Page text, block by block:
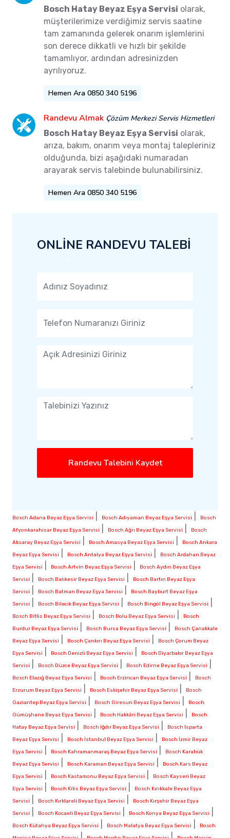
Bosch Hatay Beyaz Eşya Servisi olarak,
müşterilerimize verdiğimiz servis saatine
tam zamanında gelerek onarım işlemlerini
son derece dikkatli ve hızlı bir şekilde
tamamlıyor, ardından adresinizden
ayrılıyoruz.
Hemen Ara 0850 340 5196
Randevu Almak Çözüm Merkezi Servis Hizmetleri
Bosch Hatay Beyaz Eşya Servisi olarak,
arıza, bakım, onarım veya montaj talepleriniz
olduğunda, bizi aşağıdaki numaradan
arayarak servis talebinde bulunabilirsiniz.
Hemen Ara 0850 340 5196
ONLİNE RANDEVU TALEBİ
Randevu Talebini Kaydet
Bosch Adana Beyaz Eşya Servisi Bosch Adıyaman Beyaz Eşya Servisi
Bosch
Afyonkarahisar Beyaz Eşya Servisi
Bosch Ağrı Beyaz Eşya Servisi
Bosch
Aksaray Beyaz Eşya Servisi
Bosch Amasya Beyaz Eşya Servisi
Bosch Ankara
Beyaz Eşya Servisi
Bosch Antalya Beyaz Eşya Servisi
Bosch Ardahan Beyaz
Eşya Servisi
Bosch Artvin Beyaz Eşya Servisi
Bosch Aydın Beyaz Eşya
Servisi
Bosch Balıkesir Beyaz Eşya Servisi
Bosch Bartın Beyaz Eşya
Servisi
Bosch Batman Beyaz Eşya Servisi
Bosch Bayburt Beyaz Eşya
Servisi
Bosch Bilecik Beyaz Eşya Servisi Bosch Bingöl Beyaz Eşya Servisi
Bosch Bitlis Beyaz Eşya Servisi Bosch Bolu Beyaz Eşya Servisi
Bosch
Burdur Beyaz Eşya Servisi
Bosch Bursa Beyaz Eşya Servisi
Bosch Çanakkale
Beyaz Eşya Servisi
Bosch Çankırı Beyaz Eşya Servisi
Bosch Çorum Beyaz
Eşya Servisi
Bosch Denizli Beyaz Eşya Servisi
Bosch Diyarbakır Beyaz Eşya
Servisi
Bosch Düzce Beyaz Eşya Servisi Bosch Edirne Beyaz Eşya Servisi
Bosch Elazığ Beyaz Eşya Servisi Bosch Erzincan Beyaz Eşya Servisi
Bosch
Erzurum Beyaz Eşya Servisi
Bosch Eskişehir Beyaz Eşya Servisi
Bosch
Gaziantep Beyaz Eşya Servisi
Bosch Giresun Beyaz Eşya Servisi
Bosch
Gümüşhane Beyaz Eşya Servisi
Bosch Hakkâri Beyaz Eşya Servisi
Bosch
Hatay Beyaz Eşya Servisi
Bosch Iğdır Beyaz Eşya Servisi
Bosch Isparta
Beyaz Eşya Servisi
Bosch İstanbul Beyaz Eşya Servisi
Bosch İzmir Beyaz
Eşya Servisi
Bosch Kahramanmaraş Beyaz Eşya Servisi
Bosch Karabük
Beyaz Eşya Servisi
Bosch Karaman Beyaz Eşya Servisi
Bosch Kars Beyaz
Eşya Servisi
Bosch Kastamonu Beyaz Eşya Servisi
Bosch Kayseri Beyaz
Eşya Servisi
Bosch Kilis Beyaz Eşya Servisi
Bosch Kırıkkale Beyaz Eşya
Servisi
Bosch Kırklareli Beyaz Eşya Servisi
Bosch Kırşehir Beyaz Eşya
Servisi
Bosch Kocaeli Beyaz Eşya Servisi Bosch Konya Beyaz Eşya Servisi
Bosch Kütahya Beyaz Eşya Servisi Bosch Malatya Beyaz Eşya Servisi
Bosch